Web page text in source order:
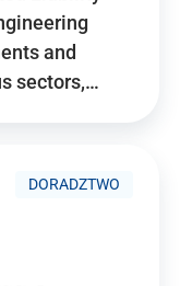
and
sectors,…
DORADZTWO